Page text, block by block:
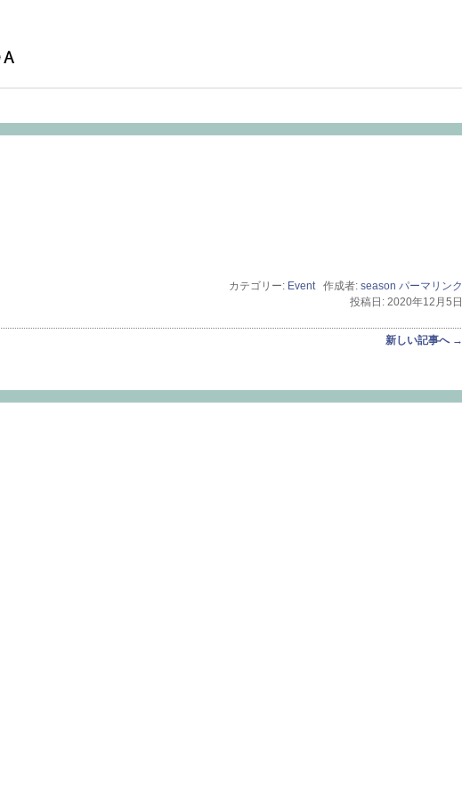
カテゴリー: Event作成者:season パーマリンク
投稿日: 2020年12月5日
新しい記事へ →